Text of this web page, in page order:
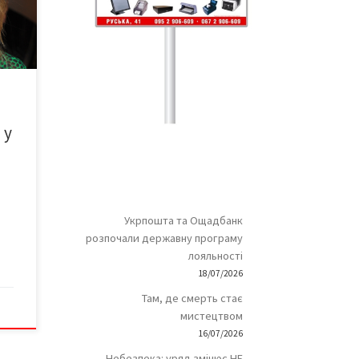
Укрпошта та Ощадбанк
розпочали державну програму
лояльності
18/07/2026
Там, де смерть стає
мистецтвом
16/07/2026